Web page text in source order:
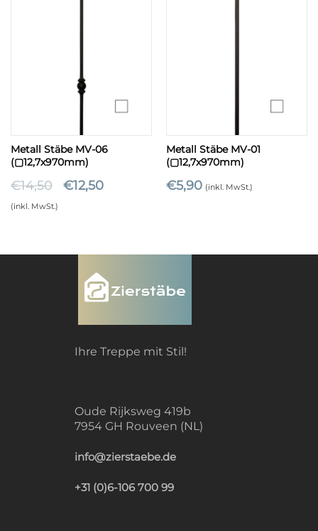
Metall Stäbe MV-06
(▢12,7x970mm)
€14,50 €12,50
(inkl. MwSt.)
Metall Stäbe MV-01
(▢12,7x970mm)
€5,90 (inkl. MwSt.)
Ihre Treppe mit Stil!
Oude Rijksweg 419b
7954 GH Rouveen (NL)
info@zierstaebe.de
+31 (0)6-106 700 99